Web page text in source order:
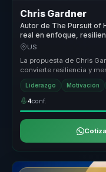
Chris Gardner
Autor de The Pursuit of
real en enfoque,
presion.
US
La propuesta de Chris
convierte resiliencia y
momentos d...
Liderazgo Motivación
4conf.